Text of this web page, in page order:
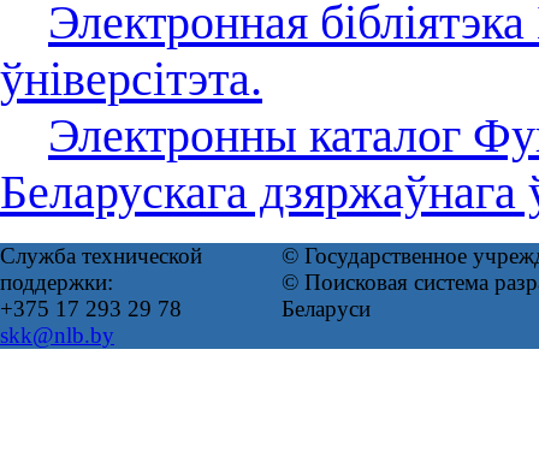
Электронная
ўніверсітэта.
Электронны каталог
Беларускага дзяржаўнага
Служба технической
поддержки:
+375 17 293 29 78
skk@nlb.by
© Государственное
© Поисковая система
Беларуси